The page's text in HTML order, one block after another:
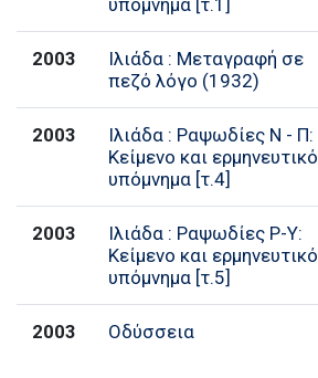
2003
Ιλιάδα : Μεταγραφή σε
πεζό λόγο (1932)
2003
Ιλιάδα : Ραψωδίες Ν - Π:
Κείμενο και ερμηνευτικό
υπόμνημα [τ.4]
2003
Ιλιάδα : Ραψωδίες Ρ-Υ:
Κείμενο και ερμηνευτικό
υπόμνημα [τ.5]
2003 Οδύσσεια